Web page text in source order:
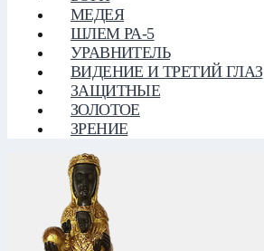
МЕДЕЯ
ШЛЕМ РА-5
УРАВНИТЕЛЬ
ВИДЕНИЕ И ТРЕТИЙ ГЛАЗ
ЗАЩИТНЫЕ
ЗОЛОТОЕ
ЗРЕНИЕ